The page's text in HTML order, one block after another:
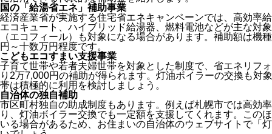
国の「給湯省エネ」補助事業
経済産業省が実施する住宅省エネキャンペーンでは、高効率
エコキュート、ハイブリッド給湯器、燃料電池などが主な対
（エコフィール）も対象になる場合があります。補助額は機
円～十数万円程度です。
こどもエコすまい支援事業
子育て世帯や若者夫婦世帯を対象とした制度で、省エネリフ
り2万7,000円の補助が得られます。灯油ボイラーの交換も対
帯は積極的に利用を検討しましょう。
自治体の独自補助
市区町村独自の助成制度もあります。例えば札幌市では高効
り、灯油ボイラー交換でも一定額を支援してくれます。この
いる場合があるため、お住まいの自治体のウェブサイトで「